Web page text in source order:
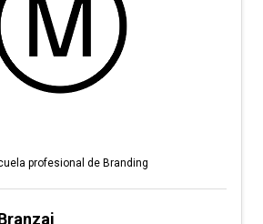
profesional de Branding